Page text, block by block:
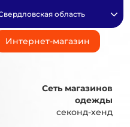
Интернет-магазин
область
Сеть магазинов
одежды
секонд-хенд